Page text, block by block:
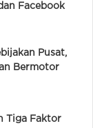
Facebook
Pusat,
Bermotor
Tiga Faktor